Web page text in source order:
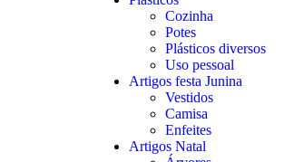
Cozinha
Potes
Plásticos diversos
Uso pessoal
Artigos festa Junina
Vestidos
Camisa
Enfeites
Artigos Natal